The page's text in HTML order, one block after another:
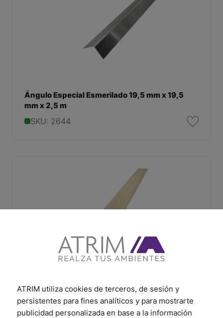
Ángulo Especial Esmerilado 19,5 mm x 19,5
mm x 2,5 m
SKU: 2644
SKU: 1907
ATRIM utiliza cookies de terceros, de sesión y
persistentes para fines analíticos y para mostrarte
publicidad personalizada en base a la información